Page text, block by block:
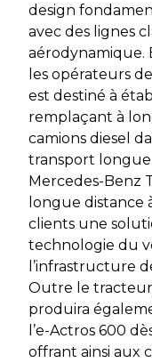
design
avec des lignes
aérodynamique.
les opérateurs
est destiné à
remplaçant à
camions diesel
transport longue
Mercedes-Benz
longue distance
clients une
technologie du
l’infrastructure
Outre le
produira
l’e-Actros 600
offrant ainsi aux